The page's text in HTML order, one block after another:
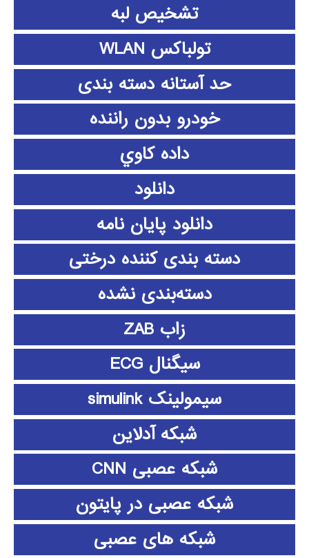
تشخیص لبه
تولباکس WLAN
حد آستانه دسته بندی
خودرو بدون راننده
داده كاوي
دانلود
دانلود پايان نامه
دسته بندی کننده درختی
دسته‌بندی نشده
زاب ZAB
سیگنال ECG
سیمولینک simulink
شبکه آدلاین
شبکه عصبی CNN
شبکه عصبی در پایتون
شبکه های عصبی